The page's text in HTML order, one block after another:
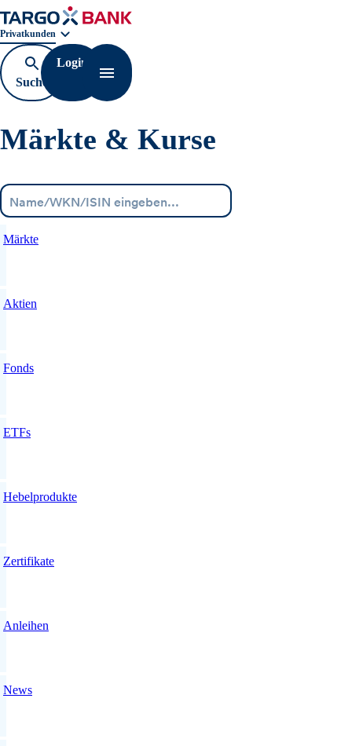
Geschäftsbereichnavigation. Aktuelle Auswahl:
Privatkunden
Suche
öffnen
Login
Navigation öffnen
Märkte & Kurse
Märkte
Aktien
Fonds
ETFs
Hebelprodukte
Zertifikate
Anleihen
News